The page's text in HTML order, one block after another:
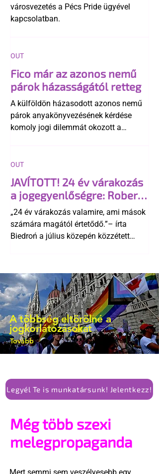
városvezetés a Pécs Pride ügyével
kapcsolatban.
Fico már az azonos nemű
párok házasságától retteg
A külföldön házasodott azonos nemű
párok anyakönyvezésének kérdése
komoly jogi dilemmát okozott a
egyértelműen tiltja a házasságuk
elismerését. Közben az ellenzéken belül
is vita robbant ki arról, hogy vissza
kellene-e vonni a kormány konzervatív
alkotmánymódosítását
OUT
JAVÍTOTT! 24 év várakozás
a jogegyenlőségre: Robert
Biedroń megindító üzenete
a lengyel bejegyzett
élettársi kapcsolatokért
„24 év várakozás valamire, ami mások
számára magától értetődő.”– írta
Biedroń a július közepén közzétett
OUT
A többség eltörölné a
jogkorlátozásokat
Tovább
Legyél Te is munkatársunk! Jelentkezz!
Még több szexi
melegpropaganda